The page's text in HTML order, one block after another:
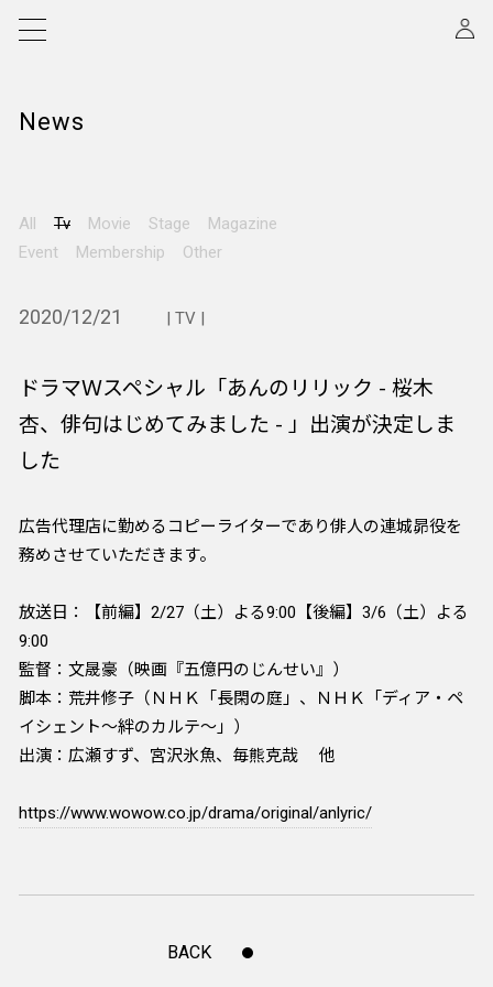
News
All Tv Movie Stage
Magazine
Event
Membership Other
2020/12/21 | TV |
ドラマＷスペシャル「あんのリリック - 桜木
杏、俳句はじめてみました - 」出演が決定しま
した
広告代理店に勤めるコピーライターであり俳人の連城昴役を
務めさせていただきます。
放送日：【前編】2/27（土）よる9:00【後編】3/6（土）よる
9:00
監督：文晟豪（映画『五億円のじんせい』）
脚本：荒井修子（ＮＨＫ「長閑の庭」、ＮＨＫ「ディア・ペ
イシェント～絆のカルテ～」）
出演：広瀬すず、宮沢氷魚、毎熊克哉 他
https://www.wowow.co.jp/drama/original/anlyric/
BACK